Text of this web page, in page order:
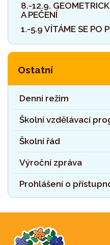
8.-12.9.
A PEČENÍ
1.-5.9 VÍTÁME SE PO
Ostatní
Denní režim
Školní vzdělávací
Školní řád
Výroční zpráva
Prohlášení o